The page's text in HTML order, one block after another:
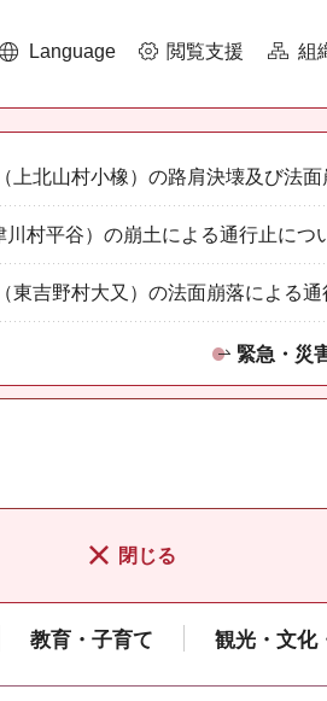
Language 閲覧支援 組
上北山村小橡）の路肩決壊及び法
川村平谷）の崩土による通行止につ
東吉野村大又）の法面崩落による通
緊急・災
閉じる
教育・子育て 観光・文化